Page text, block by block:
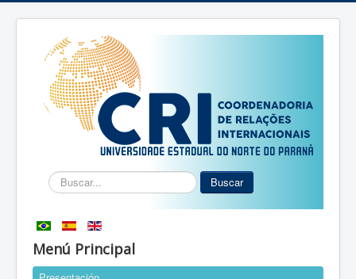
Buscar... Buscar
Menú Principal